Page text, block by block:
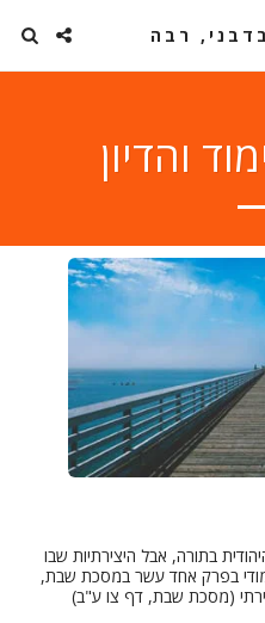
רבה
והדיון
בתורה, אבל היצירתיות שבו
בפרק אחד עשר במסכת שבת,
(מסכת שבת, דף צו ע"ב)